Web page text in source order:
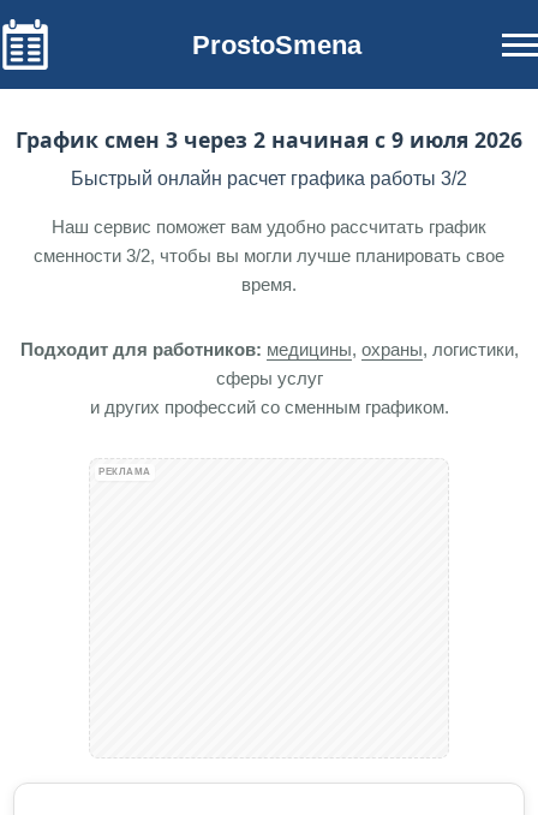
ProstoSmena
График смен 3 через 2 начиная с 9 июля 2026
Быстрый онлайн расчет графика работы 3/2
Наш сервис поможет вам удобно рассчитать график
сменности 3/2, чтобы вы могли лучше планировать свое
время.
Подходит для работников: медицины, охраны, логистики,
сферы услуг
и других профессий со сменным графиком.
РЕКЛАМА